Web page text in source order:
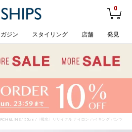
0
ジン スタイリング 店舗 発見
/〈撥水〉リサイクル ナイロン ハイキング パンツ